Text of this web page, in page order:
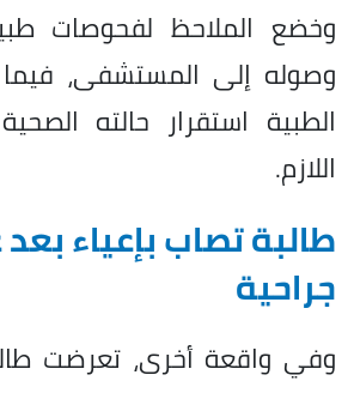
وخضع الملاحظ لفحوصات
وصوله إلى المستشفى،
الطبية استقرار حالته
اللازم.
طالبة تصاب بإعياء
جراحية
وفي واقعة أخرى، تعرضت